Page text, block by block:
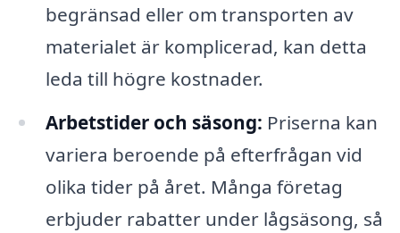
begränsad eller om transporten av
materialet är komplicerad, kan detta
leda till högre kostnader.
Arbetstider och säsong: Priserna kan
variera beroende på efterfrågan vid
olika tider på året. Många företag
erbjuder rabatter under lågsäsong, så